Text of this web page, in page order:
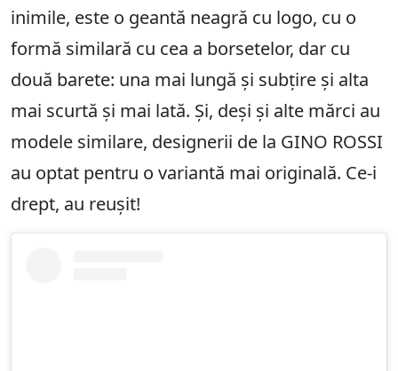
inimile, este o geantă neagră cu logo, cu o
formă similară cu cea a borsetelor, dar cu
două barete: una mai lungă și subțire și alta
mai scurtă și mai lată. Și, deși și alte mărci au
modele similare, designerii de la GINO ROSSI
au optat pentru o variantă mai originală. Ce-i
drept, au reușit!